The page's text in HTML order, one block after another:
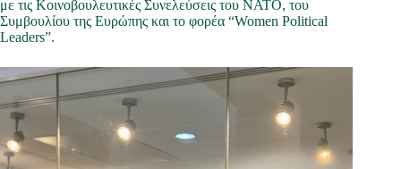
με τις Κοινοβουλευτικές Συνελεύσεις του ΝΑΤΟ, του
Συμβουλίου της Ευρώπης και το φορέα “Women Political
Leaders”.